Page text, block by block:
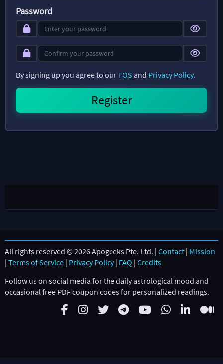
Password
By signing up you agree to ourTOS and Privacy Policy.
All rights reserved © 2026 Apogeeks Pte. Ltd. | Contact | Mission
| Terms of Service | Privacy Policy| FAQ | Credits
Follow us on social media for the daily astrological mood and
occasional free PDF coupon codes for personalized readings.